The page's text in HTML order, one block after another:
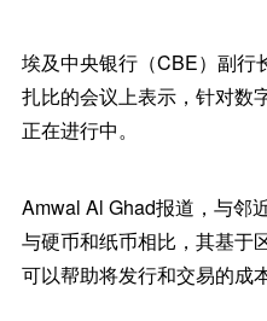
埃及中央银行（CBE）副行
扎比的会议上表示，针对数
正在进行中。
Amwal Al Ghad报道，与邻
与硬币和纸币相比，其基于
可以帮助将发行和交易的成